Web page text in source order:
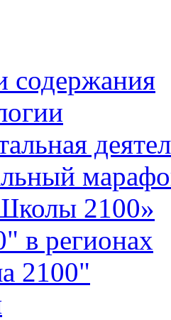
содержания
2100»
в регионах
2100"